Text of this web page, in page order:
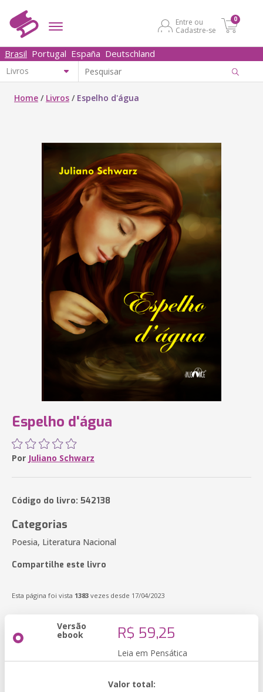
Entre ou
Cadastre-se
0
Brasil Portugal España Deutschland
Home / Livros / Espelho d'água
Espelho d'água
Por Juliano Schwarz
Código do livro: 542138
Categorias
Poesia, Literatura Nacional
Compartilhe este livro
Esta página foi vista 1383 vezes desde 17/04/2023
Versão
ebook R$ 59,25
Leia em Pensática
Valor total: